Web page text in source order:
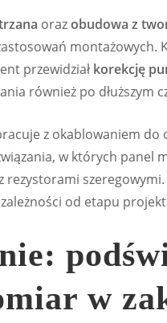
orazobudowa z
montażowych.
przewidział korekcję
również po dłuższym
z okablowaniem
w których panel
rezystorami
od etapu
w